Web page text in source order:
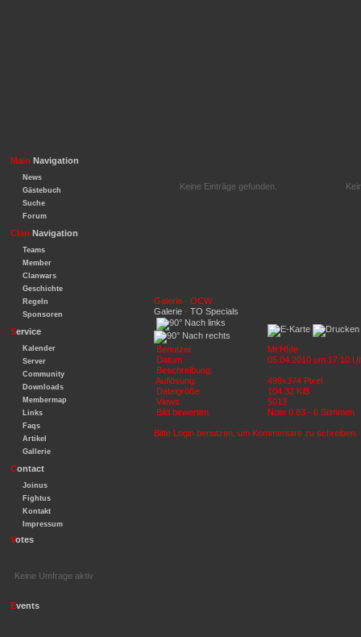
Main Navigation
News
Gästebuch
Suche
Forum
Clan Navigation
Teams
Member
Clanwars
Geschichte
Regeln
Sponsoren
Service
Kalender
Server
Community
Downloads
Membermap
Links
Faqs
Artikel
Gallerie
Contact
Joinus
Fightus
Kontakt
Impressum
Votes
Keine Umfrage aktiv
Events
Keine Einträge gefunden.
Galerie - OCW
Galerie- TO Specials
Benutzer
Mr.H!de
Datum
05.04.2010 um 17:10
Beschreibung:
Auflösung:
499x374 Pixel
Dateigröße
104.32 KiB
Views
5013
Bild bewerten
Note 0.83 - 6 Stimmen
Bitte Login benutzen, um Kommentare zu schreiben.